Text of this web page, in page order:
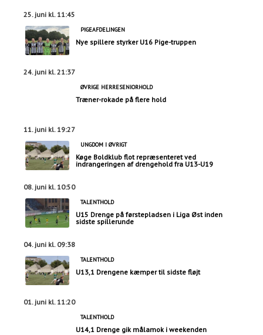
25. juni kl. 11:45
PIGEAFDELINGEN
Nye spillere styrker U16 Pige-truppen
24. juni kl. 21:37
ØVRIGE HERRESENIORHOLD
Træner-rokade på flere hold
11. juni kl. 19:27
UNGDOM I ØVRIGT
Køge Boldklub flot repræsenteret ved
indrangeringen af drengehold fra U13-U19
08. juni kl. 10:50
TALENTHOLD
U15 Drenge på førstepladsen i Liga Øst inden
sidste spillerunde
04. juni kl. 09:38
TALENTHOLD
U13,1 Drengene kæmper til sidste fløjt
01. juni kl. 11:20
TALENTHOLD
U14,1 Drenge gik målamok i weekenden